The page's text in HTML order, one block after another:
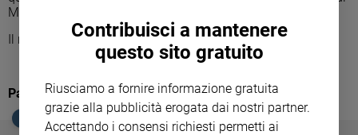
Creato
Diritti
valore
Mazzarrone (vedi anche pagina Facebook).
Il nostro Amato Vescovo è ricoverato in Ospedale!
Parrocchie di Mazzarone
EDICOLA SAN PAOLO
Contribuisci a mantenere
questo sito gratuito
Riusciamo a fornire informazione gratuita
grazie alla pubblicità erogata dai nostri partner.
Accettando i consensi richiesti permetti ai